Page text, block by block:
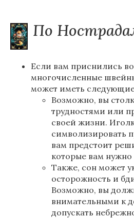
По
Если вам приснились
многочисленные
может иметь
Возможно, вы
трудностями или
своей жизни.
символизировать
вам предстоит
которые вам нужно
Также, сон может
осторожность и
Возможно, вы
внимательными к
допускать